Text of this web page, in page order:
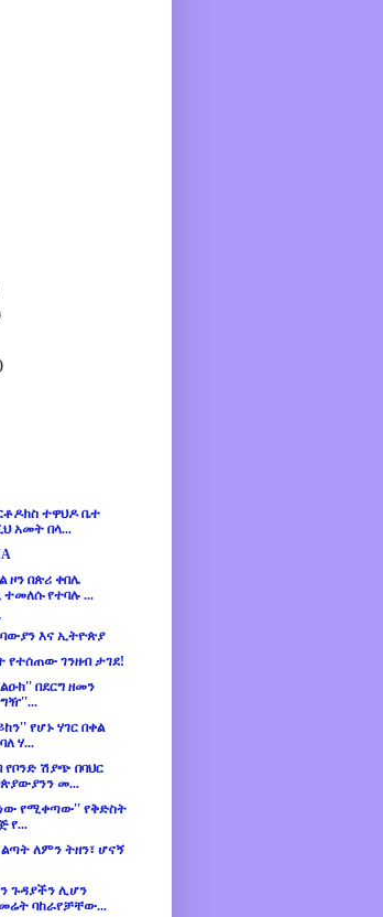
ተዋህዶ ቤተ
አመት በላ...
ዞን በጵሪ ቀበሌ
የተባሉ ...
እና ኢትዮጵያ
ገንዘብ ታገደ!
በደርግ ዘመን
ግዥ''...
የሆኑ ሃገር በቀል
ሃ...
የቦንድ ሽያጭ በባህር
መ...
ነው የሚቀጣው'' የቅድስት
የ...
ለምን ትዘን፣ ሆናኝ
ጉዳያችን ሊሆን
ባከራየቻቸው...